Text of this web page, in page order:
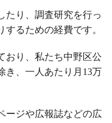
たり、調査研究を行っ
るための経費です。
おり、私たち中野区公
き、一人あたり月 13万
ージや広報誌などの広